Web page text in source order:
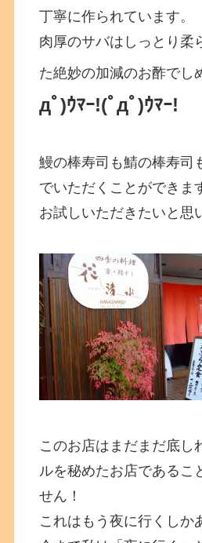
丁寧に作られています。
肉厚のサバはしっとり柔
た絶妙の加減のお酢でし
дﾟ)ｳﾏｰ!(ﾟдﾟ)ｳﾏｰ!
鰻の棒寿司も鯖の棒寿司
でいただくことができま
お試しいただきたいと思
このお店はまだまだ底し
ルを秘めたお店であるこ
せん！
これはもう夜に行くしか